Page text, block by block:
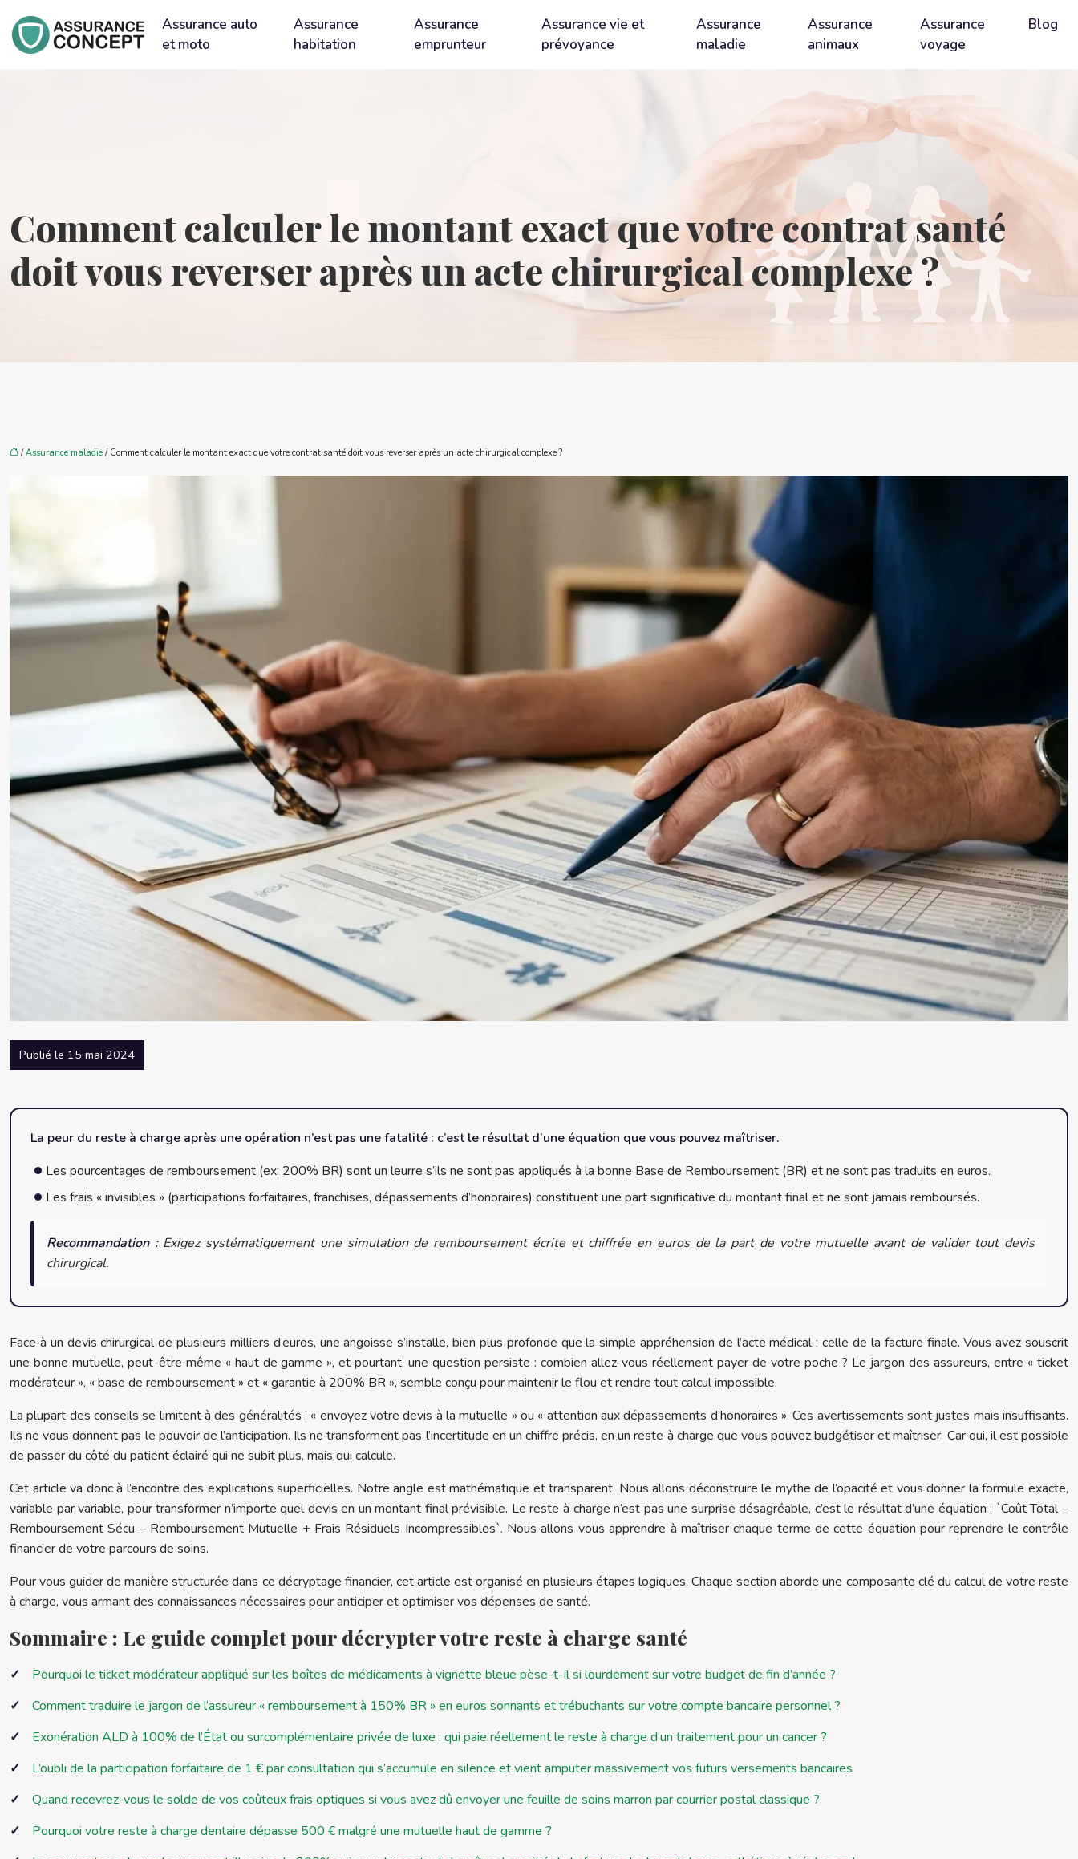
Assurance auto
et moto
Assurance
habitation
Assurance
emprunteur
Assurance vie et
prévoyance
Assurance
maladie
Assurance
animaux
Assurance
voyage
Blog
Comment calculer le montant exact que votre contrat santé
doit vous reverser après un acte chirurgical complexe ?
/Assurance maladie / Comment calculer le montant exact que votre contrat santé doit vous reverser après un acte chirurgical complexe ?
Publié le 15 mai 2024
La peur du reste à charge après une opération n’est pas une fatalité : c’est le résultat d’une équation que vous pouvez maîtriser.
Les pourcentages de remboursement (ex: 200% BR) sont un leurre s’ils ne sont pas appliqués à la bonne Base de Remboursement (BR) et ne sont pas traduits en euros.
Les frais « invisibles » (participations forfaitaires, franchises, dépassements d’honoraires) constituent une part significative du montant final et ne sont jamais remboursés.
Recommandation :Exigez systématiquement une simulation de remboursement écrite et chiffrée en euros de la part de votre mutuelle avant de valider tout devis
chirurgical.
Face à un devis chirurgical de plusieurs milliers d’euros, une angoisse s’installe, bien plus profonde que la simple appréhension de l’acte médical : celle de la facture finale. Vous avez souscrit
une bonne mutuelle, peut-être même « haut de gamme », et pourtant, une question persiste : combien allez-vous réellement payer de votre poche ? Le jargon des assureurs, entre « ticket
modérateur », « base de remboursement » et « garantie à 200% BR », semble conçu pour maintenir le flou et rendre tout calcul impossible.
La plupart des conseils se limitent à des généralités : « envoyez votre devis à la mutuelle » ou « attention aux dépassements d’honoraires ». Ces avertissements sont justes mais insuffisants.
Ils ne vous donnent pas le pouvoir de l’anticipation. Ils ne transforment pas l’incertitude en un chiffre précis, en un reste à charge que vous pouvez budgétiser et maîtriser. Car oui, il est possible
de passer du côté du patient éclairé qui ne subit plus, mais qui calcule.
Cet article va donc à l’encontre des explications superficielles. Notre angle est mathématique et transparent. Nous allons déconstruire le mythe de l’opacité et vous donner la formule exacte,
variable par variable, pour transformer n’importe quel devis en un montant final prévisible. Le reste à charge n’est pas une surprise désagréable, c’est le résultat d’une équation : `Coût Total –
Remboursement Sécu – Remboursement Mutuelle + Frais Résiduels Incompressibles`. Nous allons vous apprendre à maîtriser chaque terme de cette équation pour reprendre le contrôle
financier de votre parcours de soins.
Pour vous guider de manière structurée dans ce décryptage financier, cet article est organisé en plusieurs étapes logiques. Chaque section aborde une composante clé du calcul de votre reste
à charge, vous armant des connaissances nécessaires pour anticiper et optimiser vos dépenses de santé.
Sommaire : Le guide complet pour décrypter votre reste à charge santé
Pourquoi le ticket modérateur appliqué sur les boîtes de médicaments à vignette bleue pèse-t-il si lourdement sur votre budget de fin d’année ?
Comment traduire le jargon de l’assureur « remboursement à 150% BR » en euros sonnants et trébuchants sur votre compte bancaire personnel ?
Exonération ALD à 100% de l’État ou surcomplémentaire privée de luxe : qui paie réellement le reste à charge d’un traitement pour un cancer ?
L’oubli de la participation forfaitaire de 1 € par consultation qui s’accumule en silence et vient amputer massivement vos futurs versements bancaires
Quand recevrez-vous le solde de vos coûteux frais optiques si vous avez dû envoyer une feuille de soins marron par courrier postal classique ?
Pourquoi votre reste à charge dentaire dépasse 500 € malgré une mutuelle haut de gamme ?